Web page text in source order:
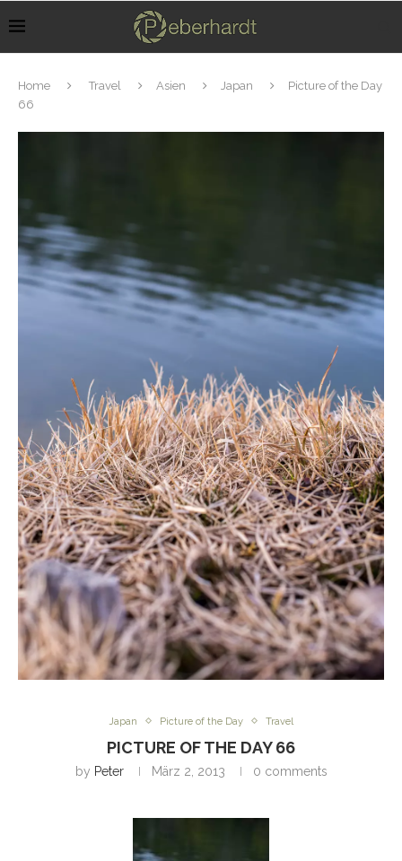
Home Travel Asien Japan
Picture of the Day
66
Japan Picture of the Day Travel
PICTURE OF THE DAY 66
by Peter März 2, 2013 0 comments